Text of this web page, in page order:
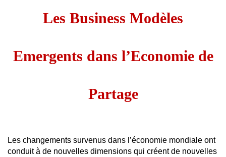
Les Business Modèles
Emergents dans l’Economie de
Partage
Les changements survenus dans l’économie mondiale ont
conduit à de nouvelles dimensions qui créent de nouvelles